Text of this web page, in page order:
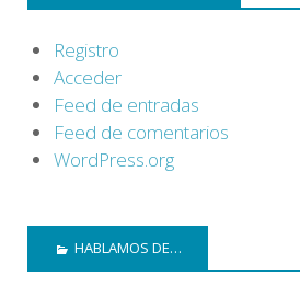
Registro
Acceder
Feed de entradas
Feed de comentarios
WordPress.org
HABLAMOS DE…